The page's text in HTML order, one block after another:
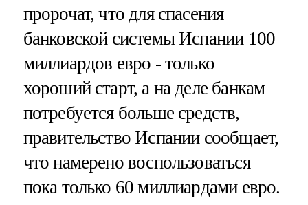
пророчат, что для спасения
банковской системы Испании 100
миллиардов евро - только
хороший старт, а на деле банкам
потребуется больше средств,
правительство Испании сообщает,
что намерено воспользоваться
пока только 60 миллиардами евро.